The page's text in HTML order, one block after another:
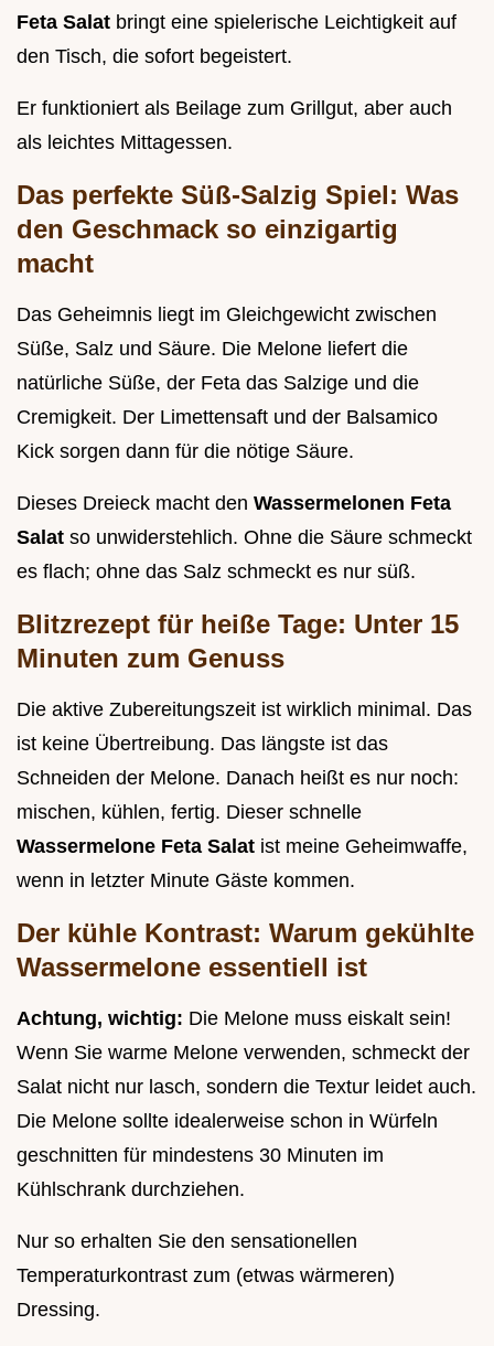
Feta Salat bringt eine spielerische Leichtigkeit auf
den Tisch, die sofort begeistert.
Er funktioniert als Beilage zum Grillgut, aber auch
als leichtes Mittagessen.
Das perfekte Süß-Salzig Spiel: Was
den Geschmack so einzigartig
macht
Das Geheimnis liegt im Gleichgewicht zwischen
Süße, Salz und Säure. Die Melone liefert die
natürliche Süße, der Feta das Salzige und die
Cremigkeit. Der Limettensaft und der Balsamico
Kick sorgen dann für die nötige Säure.
Dieses Dreieck macht den Wassermelonen Feta
Salat so unwiderstehlich. Ohne die Säure schmeckt
es flach; ohne das Salz schmeckt es nur süß.
Blitzrezept für heiße Tage: Unter 15
Minuten zum Genuss
Die aktive Zubereitungszeit ist wirklich minimal. Das
ist keine Übertreibung. Das längste ist das
Schneiden der Melone. Danach heißt es nur noch:
mischen, kühlen, fertig. Dieser schnelle
Wassermelone Feta Salat ist meine Geheimwaffe,
wenn in letzter Minute Gäste kommen.
Der kühle Kontrast: Warum gekühlte
Wassermelone essentiell ist
Achtung, wichtig: Die Melone muss eiskalt sein!
Wenn Sie warme Melone verwenden, schmeckt der
Salat nicht nur lasch, sondern die Textur leidet auch.
Die Melone sollte idealerweise schon in Würfeln
geschnitten für mindestens 30 Minuten im
Kühlschrank durchziehen.
Nur so erhalten Sie den sensationellen
Temperaturkontrast zum (etwas wärmeren)
Dressing.